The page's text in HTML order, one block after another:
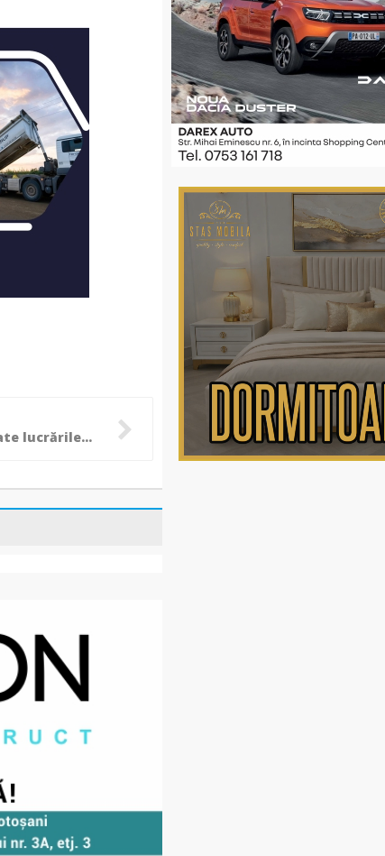
Au fost finalizate lucrările de modernizare la DN 28B Botoșani – Târgu Frumos! (video)